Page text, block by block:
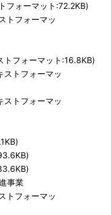
フォーマット:72.2KB)
トフォーマッ
トフォーマット:16.8KB)
ストフォーマッ
ストフォーマッ
事業
トフォーマッ